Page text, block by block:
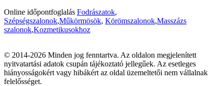
Online időpontfoglalás Fodrászatok,
Szépségszalonok,Műkörmösök, Körömszalonok,Masszázs
szalonok,Kozmetikusokhoz
© 2014-2026 Minden jog fenntartva. Az oldalon megjelenített
nyitvatartási adatok csupán tájékoztató jellegűek. Az esetleges
hiányosságokért vagy hibákért az oldal üzemeltetői nem vállalnak
felelősséget.